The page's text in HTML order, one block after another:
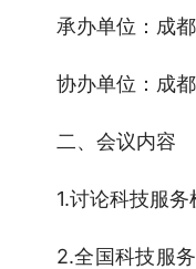
承办单位：成
协办单位：成
二、会议内容
1.讨论科技服
2.全国科技服